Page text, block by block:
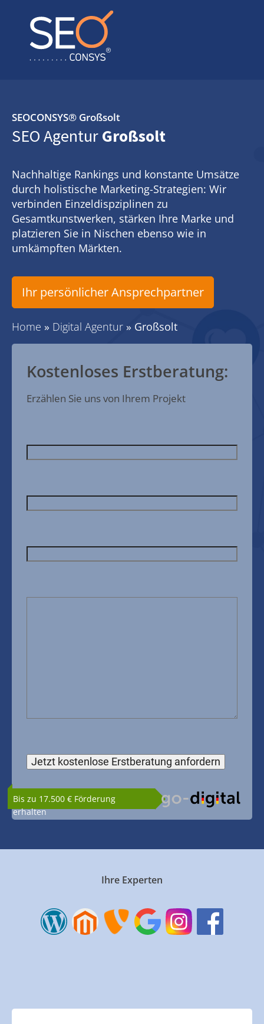
SEOCONSYS® Großsolt
SEO AgenturGroßsolt
Nachhaltige Rankings und konstante Umsätze
durch holistische Marketing-Strategien: Wir
verbinden Einzeldispziplinen zu
Gesamtkunstwerken, stärken Ihre Marke und
platzieren Sie in Nischen ebenso wie in
umkämpften Märkten.
Ihr persönlicher Ansprechpartner
Home » Digital Agentur » Großsolt
Kostenloses Erstberatung:
Erzählen Sie uns von Ihrem Projekt
Bis zu 17.500 € Förderung
erhalten
Ihre Experten